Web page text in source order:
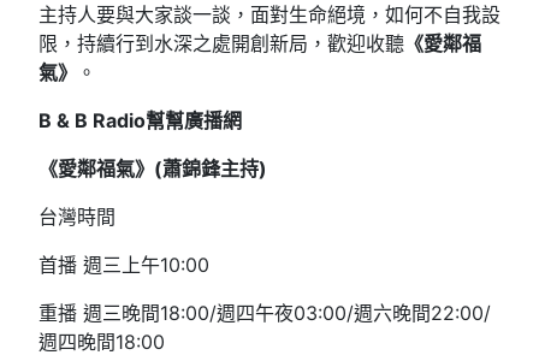
主持人要與大家談一談，面對生命絕境，如何不自我設
限，持續行到水深之處開創新局，歡迎收聽 《愛鄰福
氣》
。
B & B Radio幫幫廣播網
《愛鄰福氣》(蕭錦鋒主持)
台灣時間
首播 週三上午10:00
重播 週三晚間18:00/週四午夜03:00/週六晚間22:00/
週四晚間18:00